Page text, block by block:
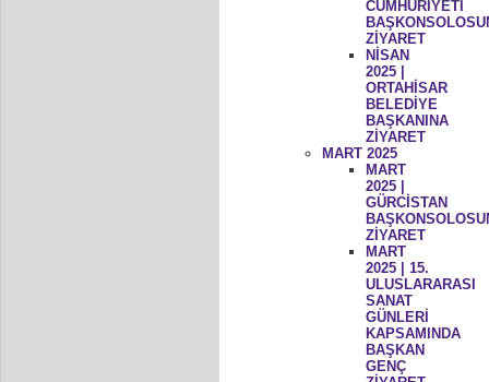
CUMHURİYETİ
ZİYARET
NİSAN
2025 |
ORTAHİSAR
BELEDİYE
BAŞKANINA
ZİYARET
MART 2025
MART
2025 |
GÜRCİSTAN
ZİYARET
MART
2025 | 15.
ULUSLARARASI
SANAT
GÜNLERİ
KAPSAMINDA
BAŞKAN
GENÇ